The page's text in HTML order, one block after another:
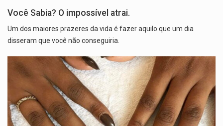
Você Sabia? O impossível atrai.
Um dos maiores prazeres da vida é fazer aquilo que um dia
disseram que você não conseguiria.